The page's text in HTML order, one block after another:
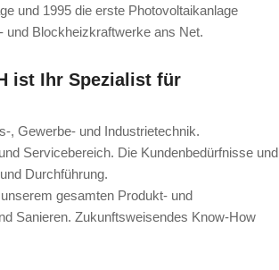
und 1995 die erste Photovoltaikanlage
und Blockheizkraftwerke ans Net.
ist Ihr Spezialist für
, Gewerbe- und Industrietechnik.
Servicebereich. Die Kundenbedürfnisse und
Durchführung.
gesamten Produkt- und
Sanieren. Zukunftsweisendes Know-How